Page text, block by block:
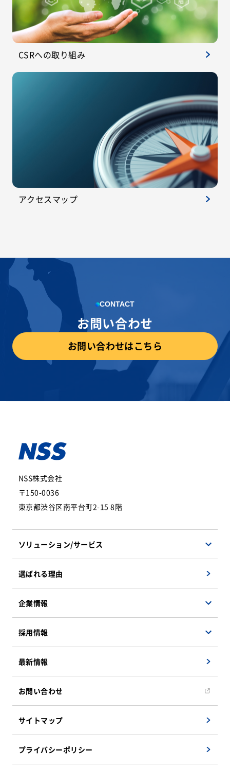
CSRへの取り組み
アクセスマップ
CONTACT
お問い合わせ
お問い合わせはこちら
NSS株式会社
〒150-0036
東京都渋谷区南平台町2-15 8階
ソリューション/サービス
マネージドサービス
検証サービス
遠隔地支援ソリューション
インフラソリューション
システム運用・保守サービス
選ばれる理由
企業情報
決算公告
組織図
CSRへの取り組み
アクセスマップ
採用情報
新卒採用募集要項
キャリア採用募集要項
キャリア採用エントリーフォーム
教育/研修システム
福利厚生
最新情報
お問い合わせ
サイトマップ
プライバシーポリシー